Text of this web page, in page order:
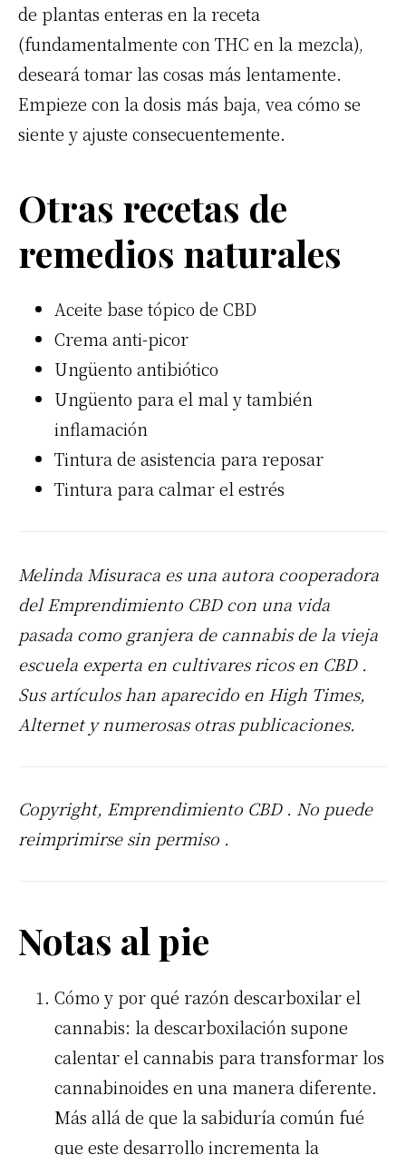
de plantas enteras en la receta
(fundamentalmente con THC en la mezcla),
deseará tomar las cosas más lentamente.
Empieze con la dosis más baja, vea cómo se
siente y ajuste consecuentemente.
Otras recetas de
remedios naturales
Aceite base tópico de CBD
Crema anti-picor
Ungüento antibiótico
Ungüento para el mal y también
inflamación
Tintura de asistencia para reposar
Tintura para calmar el estrés
Melinda Misuraca es una autora cooperadora
del Emprendimiento CBDcon una vida
pasada como granjera de cannabis de la vieja
escuela experta en cultivares ricos en CBD.
Sus artículos han aparecido en High Times,
Alternet y numerosas otras publicaciones.
Copyright, Emprendimiento CBD. No puede
reimprimirse sin permiso .
Notas al pie
Cómo y por qué razón descarboxilar el
cannabis: la descarboxilación supone
calentar el cannabis para transformar los
cannabinoides en una manera diferente.
Más allá de que la sabiduría común fué
que este desarrollo incrementa la